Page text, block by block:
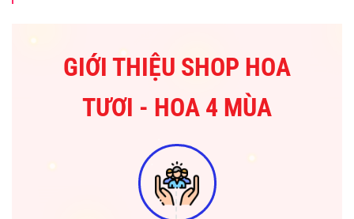
GIỚI THIỆU SHOP HOA
TƯƠI - HOA 4 MÙA